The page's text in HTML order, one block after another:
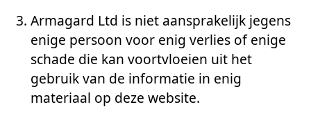
Armagard Ltd is niet aansprakelijk jegens
enige persoon voor enig verlies of enige
schade die kan voortvloeien uit het
gebruik van de informatie in enig
materiaal op deze website.